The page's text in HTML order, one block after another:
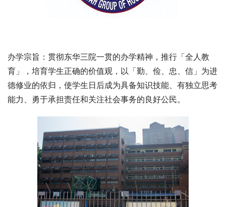
办学宗旨：贯彻东华三院一贯的办学精神，推行「全人教
育」，培育学生正确的价值观，以「勤、俭、忠、信」为进
德修业的依归，使学生日后成为具备知识技能、有独立思考
能力、勇于承担责任和关注社会事务的良好公民。